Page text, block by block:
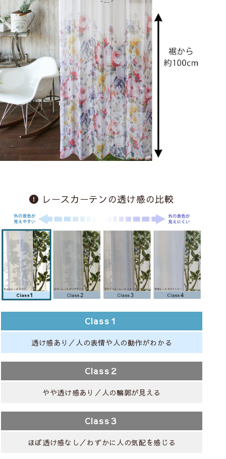
レースカーテンの透け感の比較
Class１
透け感あり／人の表情や人の動作がわかる
Class２
やや透け感あり／人の輪郭が見える
Class３
ほぼ透け感なし／わずかに人の気配を感じる